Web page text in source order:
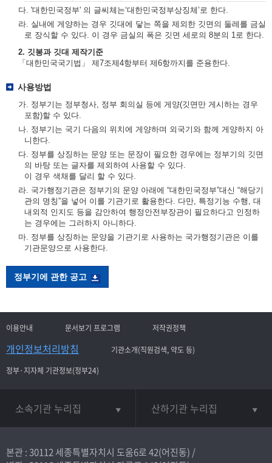
다. '대한민국정부' 의 글씨체는‘대한민국정부상징체’로 한다.
라. 실내에 게양하는 경우 깃대에 닿는 쪽을 제외한 깃면의 둘레를 금실
로 장식할 수 있다. 이 경우 금실의 폭은 깃면 세로의 8분의 1로 한다.
2. 깃봉과 깃대 제작기준
「대한민국국기법」 제7조제4항부터 제6항까지를 준용한다.
사용방법
가. 정부기는 정부청사, 정부 회의실 등에 게양(깃면만 게시하는 경우
포함)할 수 있다.
나. 정부기는 국기 다음의 위치에 게양하며 외국기와 함께 게양하지 아
니한다.
다. 정부를 상징하는 문양 또는 문장이 필요한 경우에는 정부기의 깃면
의 바탕 또는 글자를 제외하여 사용할 수 있다.
이 경우 색채를 달리 할 수 있다.
라. 국가행정기관은 정부기의 문양 아래에 “대한민국정부”대신 “해당기
관의 명칭”을 넣어 이를 기관기로 활용한다. 다만, 특정기능 수행, 대
내외적 인지도 등을 감안하여 행정안전부장관이 필요하다고 인정하
는 경우에는 그러하지 아니하다.
마. 정부를 상징하는 문양을 기관기로 사용하는 국가행정기관은 이를
기관문양으로 사용한다.
정부기에 관한 공고
이용안내 문서보기 프로그램 저작권정책
개인정보처리방침
기관소개(직원검색, 약도 등)
정부·지자체 기관정보(정부24)
소속기관 누리집 산하기관 누리집
본관 : 30112 세종특별자치시 도움6로 42(어진동) /